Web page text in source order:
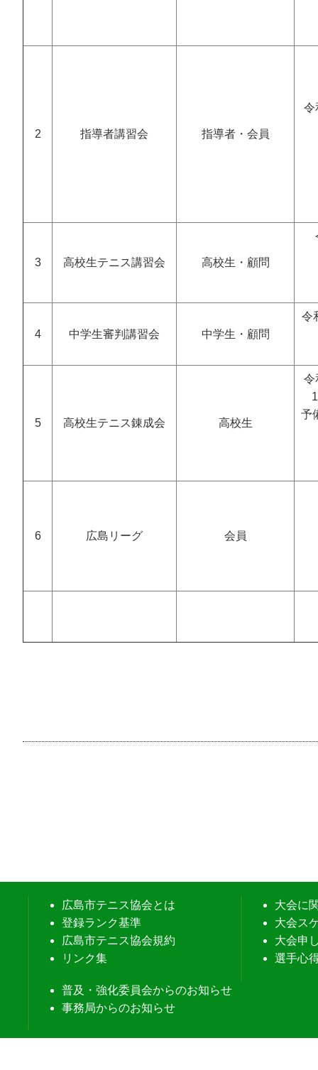
2 指導者講習会 指導者・会員
令
3 高校生テニス講習会 高校生・顧問
4 中学生審判講習会 中学生・顧問
令
5 高校生テニス錬成会 高校生
令
予
6 広島リーグ 会員
広島市テニス協会とは
登録ランク基準
広島市テニス協会規約
リンク集
大会に
大会ス
大会申
選手心
普及・強化委員会からのお知らせ
事務局からのお知らせ